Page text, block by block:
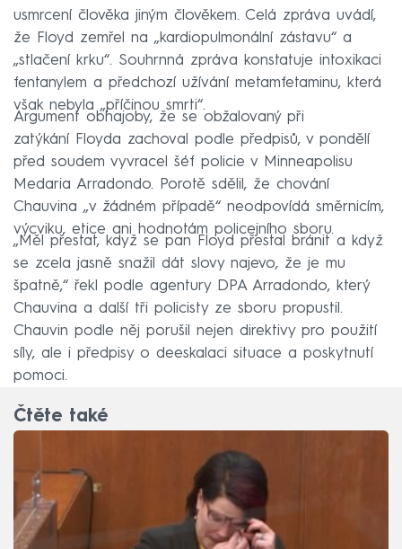
usmrcení člověka jiným člověkem. Celá zpráva uvádí,
že Floyd zemřel na „kardiopulmonální zástavu“ a
„stlačení krku“. Souhrnná zpráva konstatuje intoxikaci
fentanylem a předchozí užívání metamfetaminu, která
však nebyla „příčinou smrti“.
Argument obhajoby, že se obžalovaný při
zatýkání Floyda zachoval podle předpisů, v pondělí
před soudem vyvracel šéf policie v Minneapolisu
Medaria Arradondo. Porotě sdělil, že chování
Chauvina „v žádném případě“ neodpovídá směrnicím,
výcviku, etice ani hodnotám policejního sboru.
„Měl přestat, když se pan Floyd přestal bránit a když
se zcela jasně snažil dát slovy najevo, že je mu
špatně,“ řekl podle agentury DPA Arradondo, který
Chauvina a další tři policisty ze sboru propustil.
Chauvin podle něj porušil nejen direktivy pro použití
síly, ale i předpisy o deeskalaci situace a poskytnutí
pomoci.
Čtěte také